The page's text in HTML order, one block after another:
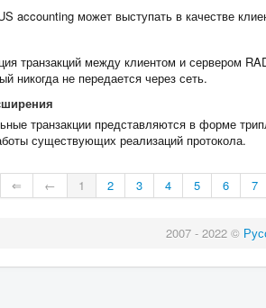
accounting может выступать в качестве
транзакций между клиентом и сервером
никогда не передается через сеть.
транзакции представляются в форме
существующих реализаций протокола.
⇐ ← 1 2 3 4 5 6 7
2007 - 2022 ©